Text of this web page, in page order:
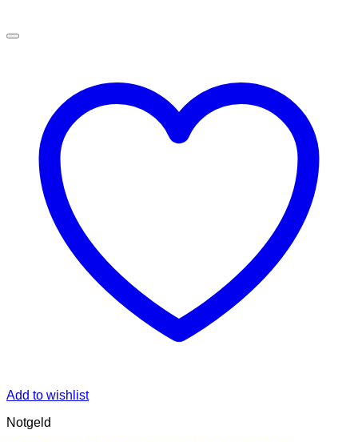
Add to wishlist
Notgeld